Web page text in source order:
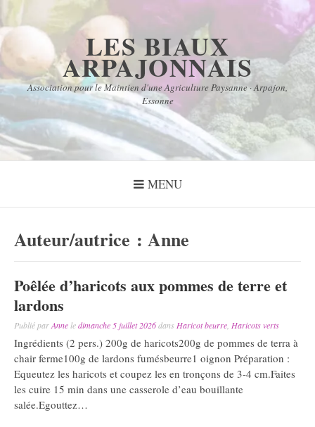
Aller
au
contenu
LES BIAUX
ARPAJONNAIS
Association pour le Maintien d'une Agriculture Paysanne · Arpajon,
Essonne
MENU
Auteur/autrice : Anne
Poêlée d’haricots aux pommes de terre et
lardons
Publié parAnneledimanche 5 juillet 2026dans Haricot beurre Haricots verts
Ingrédients (2 pers.) 200g de haricots200g de pommes de terra à
chair ferme100g de lardons fumésbeurre1 oignon Préparation :
Equeutez les haricots et coupez les en tronçons de 3-4 cm.Faites
les cuire 15 min dans une casserole d’eau bouillante
salée.Egouttez…